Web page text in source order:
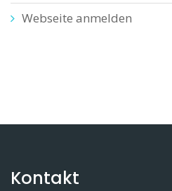
Webseite anmelden
Kontakt